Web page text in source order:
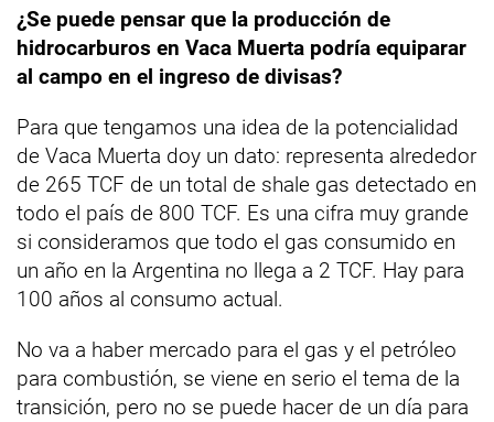
¿Se puede pensar que la producción de
hidrocarburos en Vaca Muerta podría equiparar
al campo en el ingreso de divisas?
Para que tengamos una idea de la potencialidad
de Vaca Muerta doy un dato: representa alrededor
de 265 TCF de un total de shale gas detectado en
todo el país de 800 TCF. Es una cifra muy grande
si consideramos que todo el gas consumido en
un año en la Argentina no llega a 2 TCF. Hay para
100 años al consumo actual.
No va a haber mercado para el gas y el petróleo
para combustión, se viene en serio el tema de la
transición, pero no se puede hacer de un día para